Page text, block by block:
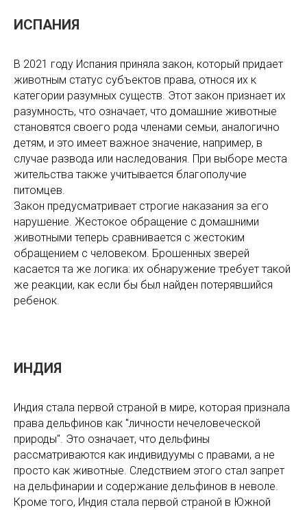
ИСПАНИЯ
В 2021 году Испания приняла закон, который придает
животным статус субъектов права, относя их к
категории разумных существ. Этот закон признает их
разумность, что означает, что домашние животные
становятся своего рода членами семьи, аналогично
детям, и это имеет важное значение, например, в
случае развода или наследования. При выборе места
жительства также учитывается благополучие
питомцев.
Закон предусматривает строгие наказания за его
нарушение. Жестокое обращение с домашними
животными теперь сравнивается с жестоким
обращением с человеком. Брошенных зверей
касается та же логика: их обнаружение требует такой
же реакции, как если бы был найден потерявшийся
ребенок.
ИНДИЯ
Индия стала первой страной в мире, которая признала
права дельфинов как "личности нечеловеческой
природы". Это означает, что дельфины
рассматриваются как индивидуумы с правами, а не
просто как животные. Следствием этого стал запрет
на дельфинарии и содержание дельфинов в неволе.
Кроме того, Индия стала первой страной в Южной